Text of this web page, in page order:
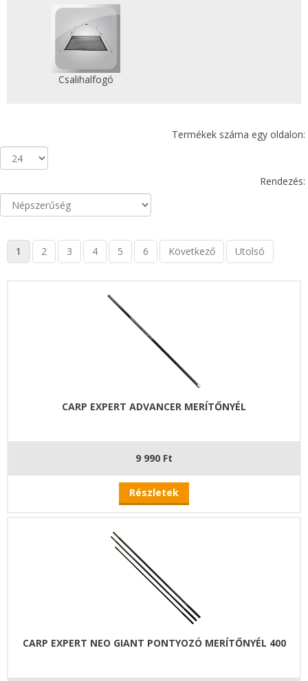
Csalihalfogó
Termékek száma egy oldalon:
Rendezés:
1 2 3 4 5 6 Következő Utolsó
CARP EXPERT ADVANCER MERÍTŐNYÉL
9 990 Ft
Részletek
CARP EXPERT NEO GIANT PONTYOZÓ MERÍTŐNYÉL 400